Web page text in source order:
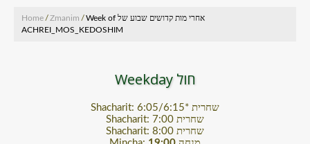
Home /Zmanim /Week of אחרי מות קדושים שבוע של
ACHREI_MOS_KEDOSHIM
Weekday חול
Shacharit: 6:05/6:15* שחרית
Shacharit: 7:00 שחרית
Shacharit: 8:00 שחרית